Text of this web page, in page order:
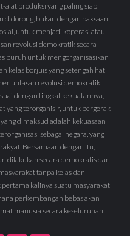
alat produksi yang paling siap;
didorong, bukan dengan paksaan
untuk menjadi koperasi atau
revolusi demokratik secara
buruh untuk mengorganisasikan
kelas borjuis yang setengah hati
revolusi demokratik
dengan tingkat kekuatannya,
yang terorganisir, untuk bergerak
dimaksud adalah kekuasaan
sebagai negara, yang
Bersamaan dengan itu,
dilakukan secara demokratis dan
tanpa kelas dan
kalinya suatu masyarakat
perkembangan bebas akan
manusia secara keseluruhan.